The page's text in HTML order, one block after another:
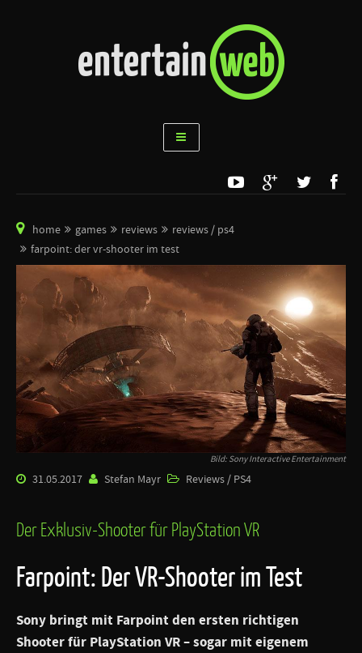
home games reviews
reviews / ps4
farpoint: der vr-shooter im test
Bild: Sony Interactive Entertainment
31.05.2017 Stefan Mayr Reviews / PS4
Der Exklusiv-Shooter für PlayStation VR
Farpoint: Der VR-Shooter im Test
Sony bringt mit Farpoint den ersten richtigen
Shooter für PlayStation VR – sogar mit eigenem